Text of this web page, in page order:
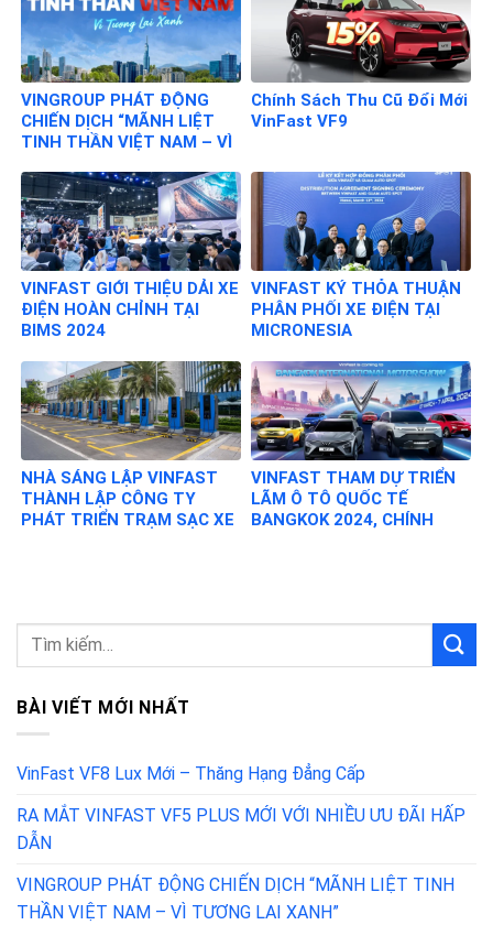
VINGROUP PHÁT ĐỘNG
CHIẾN DỊCH “MÃNH LIỆT
TINH THẦN VIỆT NAM – VÌ
Chính Sách Thu Cũ Đổi Mới
VinFast VF9
VINFAST GIỚI THIỆU DẢI XE
ĐIỆN HOÀN CHỈNH TẠI
BIMS 2024
VINFAST KÝ THỎA THUẬN
PHÂN PHỐI XE ĐIỆN TẠI
MICRONESIA
NHÀ SÁNG LẬP VINFAST
THÀNH LẬP CÔNG TY
PHÁT TRIỂN TRẠM SẠC XE
VINFAST THAM DỰ TRIỂN
LÃM Ô TÔ QUỐC TẾ
BANGKOK 2024, CHÍNH
BÀI VIẾT MỚI NHẤT
VinFast VF8 Lux Mới – Thăng Hạng Đẳng Cấp
RA MẮT VINFAST VF5 PLUS MỚI VỚI NHIỀU ƯU ĐÃI HẤP
DẪN
VINGROUP PHÁT ĐỘNG CHIẾN DỊCH “MÃNH LIỆT TINH
THẦN VIỆT NAM – VÌ TƯƠNG LAI XANH”